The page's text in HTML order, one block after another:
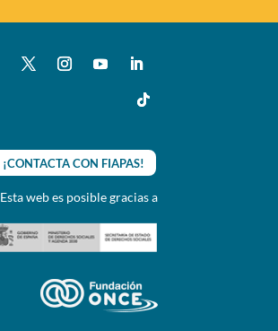
¡CONTACTA CON FIAPAS!
Esta web es posible gracias a